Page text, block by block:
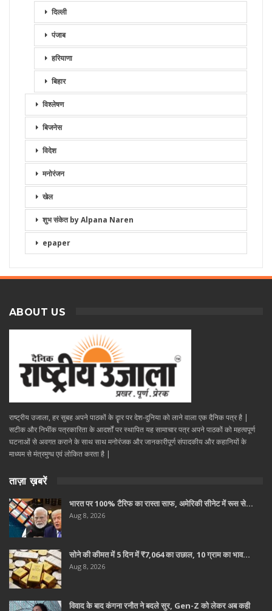
दिल्ली
पंजाब
हरियाणा
बिहार
विश्लेषण
बिजनेस
विदेश
मनोरंजन
खेल
शुभ संकेत by Alpana Naren
epaper
ABOUT US
राष्ट्रीय उजाला, हर सुबह अपने पाठकों के दॄार पर देश-दुनिया को लाने वाला एक दैनिक पत्र है |
सटीक और निभींक पत्रकारिता के आदर्शों पर स्थापित यह सामाचार पत्र अपने पाठकों को महत्वपूर्ण
घटनाओं से अवगत कराने के साथ साथ मनोरंजक और जानकारीपूर्ण संपादकीय और कहानियों के
माध्यम से मंत्रमुग्ध एवं लोकित करता है |
ताज़ा ख़बरें
भारत पर 100% टैरिफ का रास्ता साफ, अमेरिकी सीनेट में रूस से…
Aug 8, 2026
सोने की कीमत में 5 दिन में ₹7,064 का उछाल, 10 ग्राम का भाव…
Aug 8, 2026
विवाद के बाद कंगना रनौत ने बदले सुर, Gen-Z को लेकर अब कही